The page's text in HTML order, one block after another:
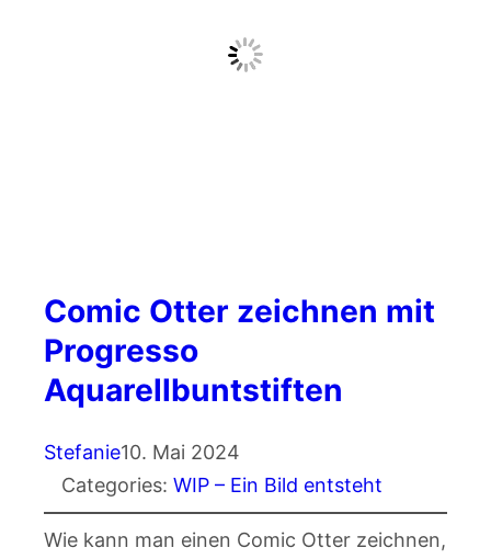
Comic Otter zeichnen mit
Progresso
Aquarellbuntstiften
Stefanie10. Mai 2024
Categories: WIP – Ein Bild entsteht
Wie kann man einen Comic Otter zeichnen,